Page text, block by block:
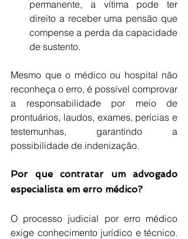
permanente, a vítima pode ter
direito a receber uma pensão que
compense a perda da capacidade
de sustento.
Mesmo que o médico ou hospital não
reconheça o erro, é possível comprovar
a responsabilidade por meio de
prontuários, laudos, exames, perícias e
testemunhas, garantindo a
possibilidade de indenização.
Por que contratar um advogado
especialista em erro médico?
O processo judicial por erro médico
exige conhecimento jurídico e técnico.